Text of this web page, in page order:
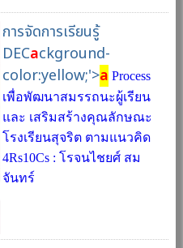
การจัดการเรียนรู้
DECackground-
color:yellow;'>a Process
เพื่อพัฒนาสมรรถนะผู้เรียน
และ เสริมสร้างคุณลักษณะ
โรงเรียนสุจริต ตามแนวคิด
4Rs10Cs : โรจนไชยศ์ สม
จันทร์